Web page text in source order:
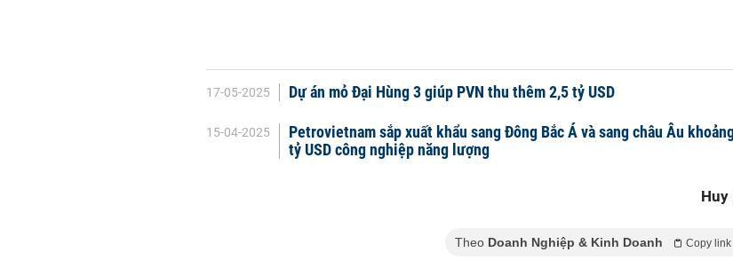
17-05-2025 Dự án mỏ Đại Hùng 3 giúp PVN thu thêm 2,5 tỷ USD
15-04-2025
Petrovietnam sắp xuất khẩu sang Đông Bắc Á và sang châu Âu
tỷ USD công nghiệp năng lượng
Huy
Theo Doanh Nghiệp & Kinh Doanh Copy link